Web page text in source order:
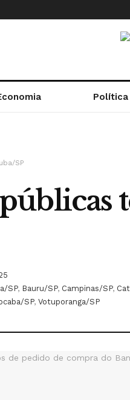
Política
SP
SP, Bauru/SP, Campinas/SP,
SP, Votuporanga/SP